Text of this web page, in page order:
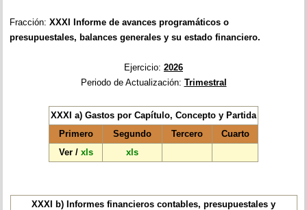
Fracción:XXXI
Informe de avances programáticos o
presupuestales, balances generales y su estado financiero.
Ejercicio: 2026
Periodo de Actualización: Trimestral
XXXI a) Gastos por Capítulo, Concepto y Partida
Primero
Segundo Tercero
Cuarto
Ver/ xls xls
XXXI b) Informes financieros contables, presupuestales y